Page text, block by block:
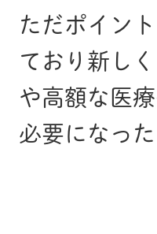
ただポイン
ており新し
や高額な医
必要になっ